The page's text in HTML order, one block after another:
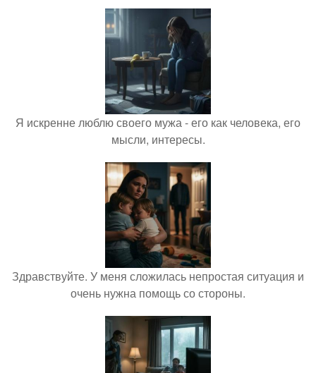
Я искренне люблю своего мужа - его как человека, его
мысли, интересы.
Здравствуйте. У меня сложилась непростая ситуация и
очень нужна помощь со стороны.